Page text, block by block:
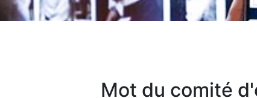
Mot du comité